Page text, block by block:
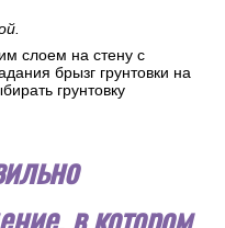
слоем на стену с
брызг грунтовки на
грунтовку